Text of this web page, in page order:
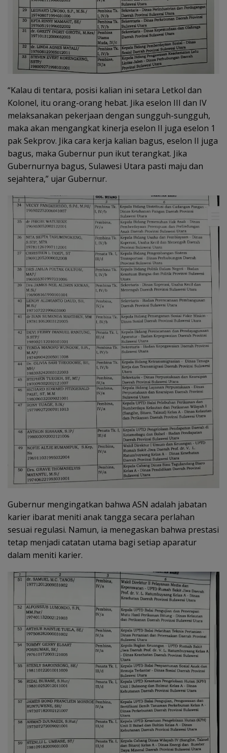
“Kalau di tentara, posisi kalian ini setara Letkol dan
Kolonel, itu orang-orang hebat. Jika eselon III dan IV
melaksanakan pekerjaan dengan sungguh-sungguh,
maka akan mengangkat kinerja eselon II juga eselon 1
pak Sekprov. Jika cara kerja kalian bagus, eselon II juga
bagus, maka Gubernur pun ikut terangkat. Jika
Gubernurnya bagus, Sulawesi Utara pasti maju dan
sejahtera,” ujar Gubernur.
Gubernur mengingatkan bahwa ASN adalah jabatan
karier ibarat meniti anak tangga secara perlahan
sesuai regulasi. Namun, ia menegaskan bahwa prestasi
tetap menjadi catatan utama bagi setiap aparatur
dalam meniti karier.